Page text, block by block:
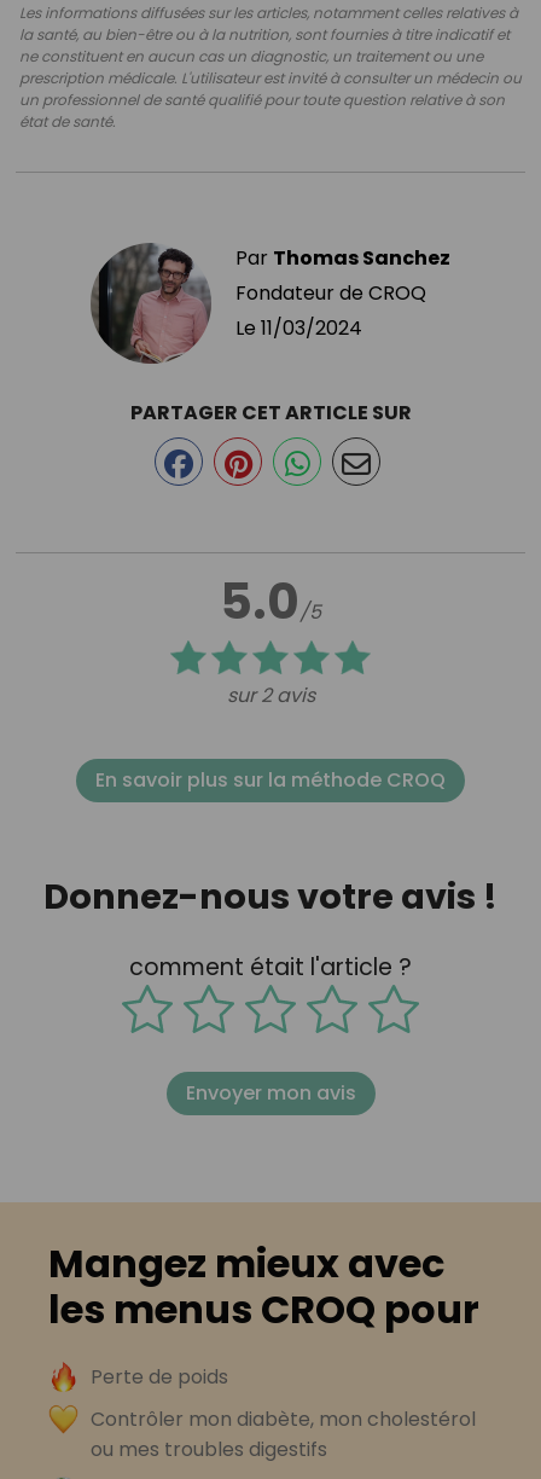
Les informations diffusées sur les articles, notamment celles relatives à
la santé, au bien-être ou à la nutrition, sont fournies à titre indicatif et
ne constituent en aucun cas un diagnostic, un traitement ou une
prescription médicale. L'utilisateur est invité à consulter un médecin ou
un professionnel de santé qualifié pour toute question relative à son
état de santé.
Par Thomas Sanchez
Fondateur de CROQ
Le 11/03/2024
5.0/5
sur 2 avis
PARTAGER CET ARTICLE SUR
En savoir plus sur la méthode CROQ
Donnez-nous votre avis !
comment était l'article ?
Envoyer mon avis
Mangez mieux avec
les menus CROQ pour
Perte de poids
Contrôler mon diabète, mon cholestérol
ou mes troubles digestifs